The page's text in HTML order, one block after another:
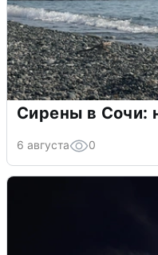
Сирены в Сочи:
6 августа 0